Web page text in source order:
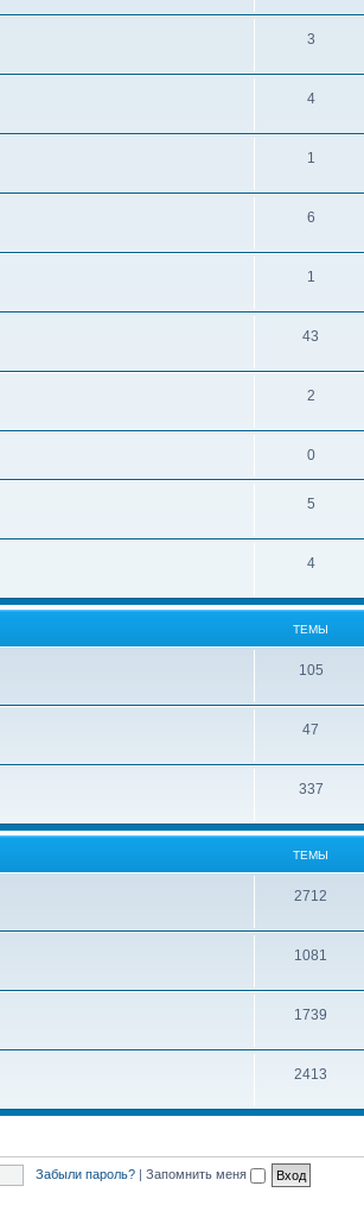
3
4
1
6
1
43
2
0
5
4
ТЕМЫ
105
47
337
ТЕМЫ
2712
1081
1739
2413
Забыли пароль? | Запомнить меня